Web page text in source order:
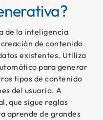
de la inteligencia
de contenido
existentes. Utiliza
para generar
tipos de contenido
del usuario. A
que sigue reglas
aprende de grandes